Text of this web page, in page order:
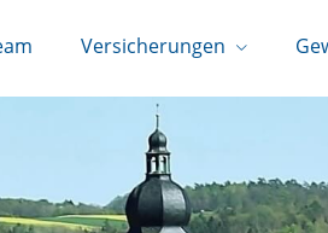
Versicherungen